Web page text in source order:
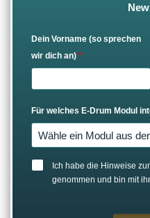
Dein Vorname (so sprechen
wir dich an) *
Für welches E-Drum Modul
Ich habe die Hinweise
genommen und bin mit